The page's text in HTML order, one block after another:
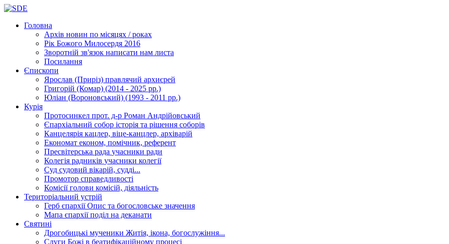
Головна
Архів новин по місяцях / роках
Рік Божого Милосердя 2016
Зворотній зв'язок написати нам листа
Посилання
Єпископи
Ярослав (Приріз) правлячий архиєрей
Григорій (Комар) (2014 - 2025 рр.)
Юліан (Вороновський) (1993 - 2011 рр.)
Курія
Протосинкел прот. д-р Роман Андрійовський
Єпархіальний собор історія та рішення соборів
Канцелярія кацлер, віце-канцлер, архіварій
Економат економ, помічник, референт
Пресвітерська рада учасники ради
Колегія радників учасники колегії
Суд судовий вікарій, судді...
Промотор справедливості
Комісіїголови комісій, діяльність
Територіальний устрій
Герб єпархіїОпис та богословське значення
Мапа єпархіїподіл на деканати
Святині
Дрогобицькі мученики Житія, ікона, богослужіння...
Слуги Божі в беатифікаційному процесі